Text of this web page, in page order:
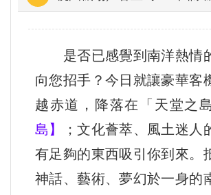
是否已感覺到南洋熱情
向您招手？今日就讓豪華客
越赤道，降落在「天堂之島
島】
；文化薈萃、風土迷人
有足夠的東西吸引你到來。
神話、藝術、夢幻於一身的